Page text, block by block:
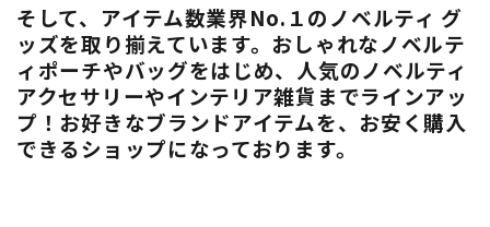
そして、アイテム数業界No.１のノベルティ グ
ッズを取り揃えています。おしゃれなノベルテ
ィポーチやバッグをはじめ、人気のノベルティ
アクセサリーやインテリア雑貨までラインアッ
プ！お好きなブランドアイテムを、お安く購入
できるショップになっております。